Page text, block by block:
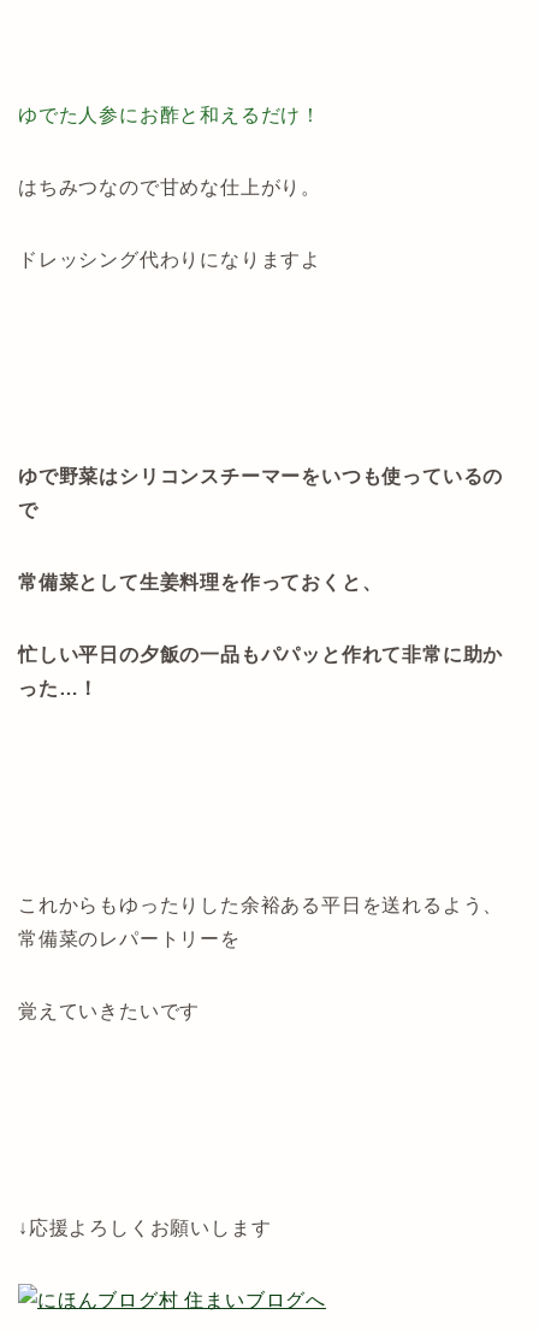
ゆでた人参にお酢と和えるだけ！
はちみつなので甘めな仕上がり。
ドレッシング代わりになりますよ
ゆで野菜はシリコンスチーマーをいつも使っているの
で
常備菜として生姜料理を作っておくと、
忙しい平日の夕飯の一品もパパッと作れて非常に助か
った…！
これからもゆったりした余裕ある平日を送れるよう、
常備菜のレパートリーを
覚えていきたいです
↓応援よろしくお願いします